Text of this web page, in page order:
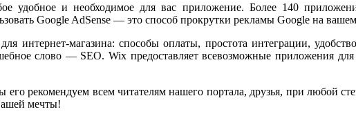
удобное и необходимое для вас приложение. Более 140
Google AdSense — это способ прокрутки рекламы Google на
интернет-магазина: способы оплаты, простота интеграции,
слово — SEO. Wix предоставляет всевозможные приложения
рекомендуем всем читателям нашего портала, друзья, при любой
мечты!